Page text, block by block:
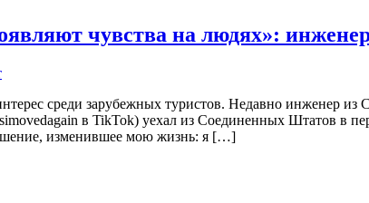
чувства на людях»:
среди зарубежных туристов. Недавно инженер
в TikTok) уехал из Соединенных Штатов в
изменившее мою жизнь: я […]